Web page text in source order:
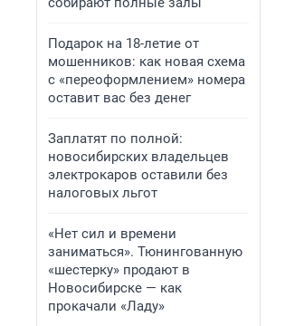
Подарок на 18-летие от
мошенников: как новая схема
с «переоформлением» номера
оставит вас без денег
Заплатят по полной:
новосибирских владельцев
электрокаров оставили без
налоговых льгот
«Нет сил и времени
заниматься». Тюнингованную
«шестерку» продают в
Новосибирске — как
прокачали «Ладу»